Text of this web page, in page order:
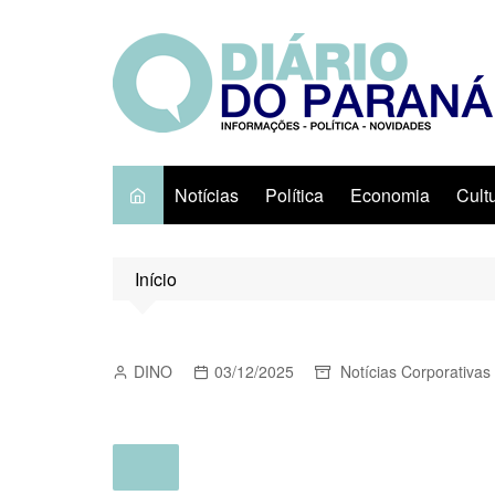
Notícias Política Economia
Início
DINO 03/12/2025 Notícias Corporativas